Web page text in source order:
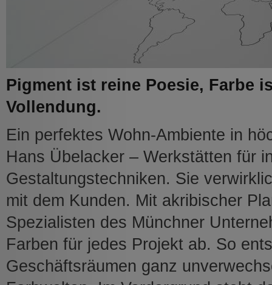
Pigment ist reine Poesie, Farbe
Vollendung.
Ein perfektes Wohn-Ambiente in
Hans Übelacker – Werkstätten für
Gestaltungstechniken. Sie
mit dem Kunden. Mit akribischer
Spezialisten des Münchner
Farben für jedes Projekt ab. So
Geschäftsräumen ganz